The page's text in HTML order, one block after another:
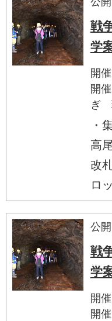
戦
学
開
開
ぎ
・
高
改
ロ
公
戦
学
開
開